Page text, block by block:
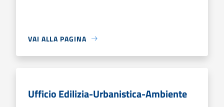
VAI ALLA PAGINA
Ufficio Edilizia-Urbanistica-Ambiente